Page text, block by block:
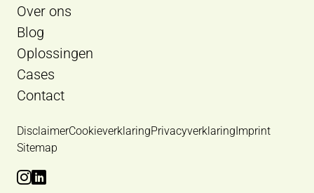
Over ons
Blog
Oplossingen
Cases
Contact
DisclaimerCookieverklaringPrivacyverklaring Imprint
Sitemap
Bekijk Instagram van BusinessBase
Bekijk LinkedIn van BusinessBase